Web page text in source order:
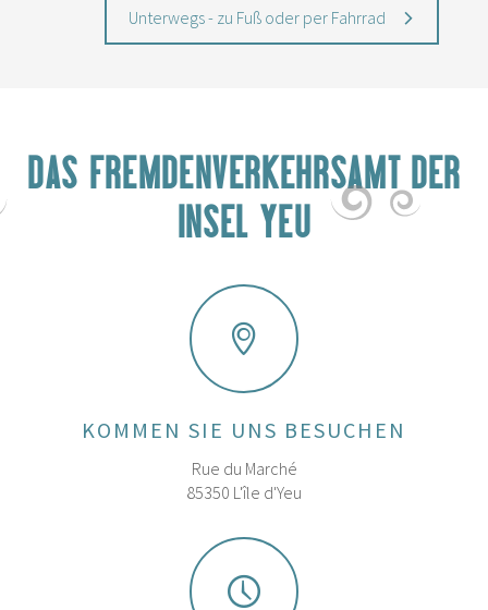
Unterwegs - zu Fuß oder per Fahrrad
DAS FREMDENVERKEHRSAMT DER
INSEL YEU
KOMMEN SIE UNS BESUCHEN
Rue du Marché
85350 L'île d'Yeu